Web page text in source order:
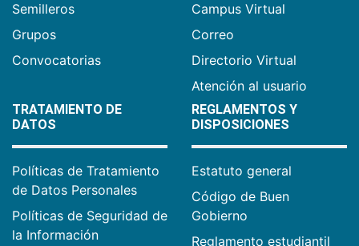
Semilleros
Grupos
Convocatorias
Campus Virtual
Correo
Directorio Virtual
Atención al usuario
TRATAMIENTO DE
DATOS
Políticas de Tratamiento
de Datos Personales
Políticas de Seguridad de
la Información
REGLAMENTOS Y
DISPOSICIONES
Estatuto general
Código de Buen
Gobierno
Reglamento estudiantil